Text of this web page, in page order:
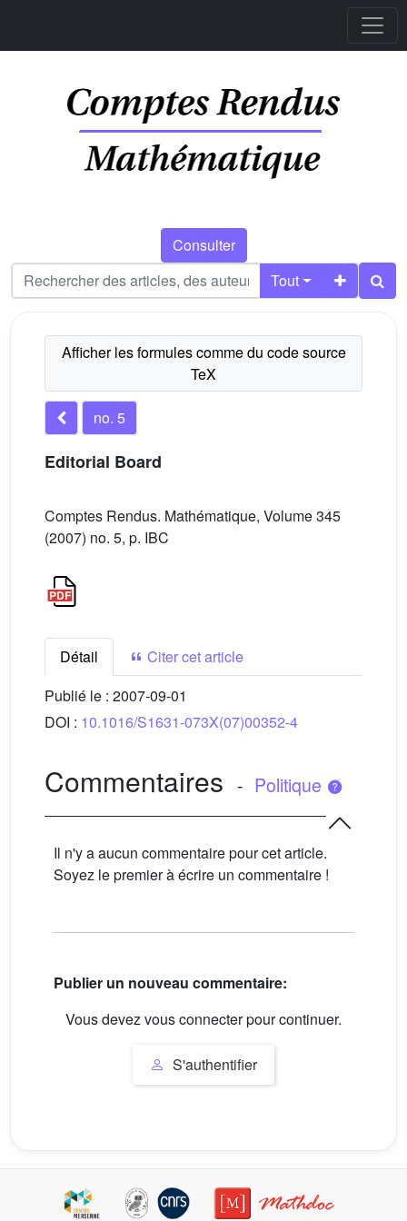
Consulter
Tout
no. 5
Editorial Board
Comptes Rendus. Mathématique, Volume 345
(2007) no. 5, p. IBC
Détail
Citer cet article
Publié le : 2007-09-01
DOI : 10.1016/S1631-073X(07)00352-4
Commentaires - Politique
Il n'y a aucun commentaire pour cet article.
Soyez le premier à écrire un commentaire !
Publier un nouveau commentaire:
Vous devez vous connecter pour continuer.
S'authentifier